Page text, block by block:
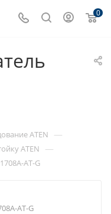
0
ATEN —
ATEN —
AT-G
AT-G